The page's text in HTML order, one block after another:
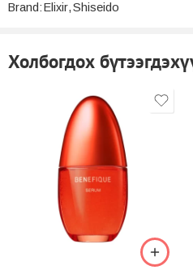
Brand:Elixir,Shiseido
Холбогдох